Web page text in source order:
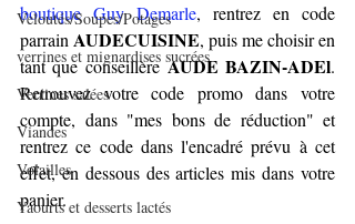
Veloutés/Soupes/Potages
verrines et mignardises sucrées
Verrines salées
Viandes
Volailles
Yaourts et desserts lactés
boutique Guy Demarle, rentrez en code
parrain AUDECUISINE, puis me choisir en
tant que conseillère AUDE BAZIN-ADEl.
Retrouvez votre code promo dans votre
compte, dans "mes bons de réduction" et
rentrez ce code dans l'encadré prévu à cet
effet, en dessous des articles mis dans votre
panier.